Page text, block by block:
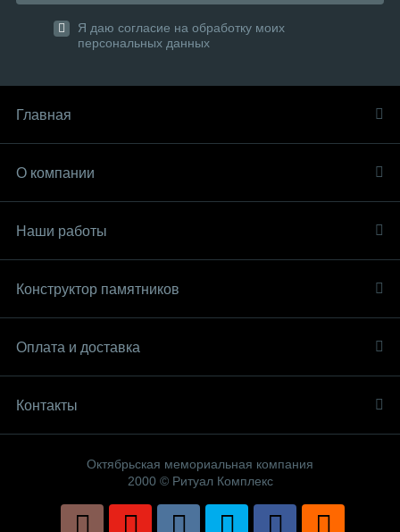
Я даю согласие на обработку моих
персональных данных
Главная
О компании
Наши работы
Конструктор памятников
Оплата и доставка
Контакты
Октябрьская мемориальная компания
2000 © Ритуал Комплекс